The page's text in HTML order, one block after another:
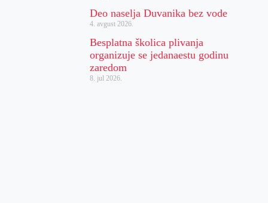
Deo naselja Duvanika bez vode
4. avgust 2026.
Besplatna školica plivanja
organizuje se jedanaestu godinu
zaredom
8. jul 2026.